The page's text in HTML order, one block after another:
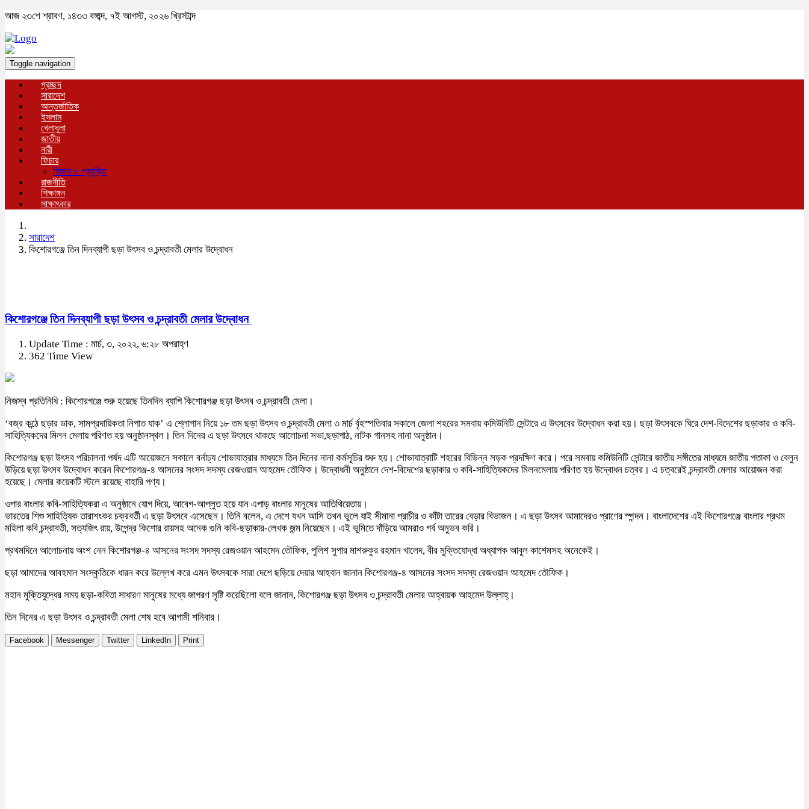
আজ ২৩শে শ্রাবণ, ১৪৩৩ বঙ্গাব্দ, ৭ই আগস্ট, ২০২৬ খ্রিস্টাব্দ
Toggle navigation
প্রচ্ছদ
সারাদেশ
আন্তর্জাতিক
ইসলাম
খেলাধুলা
জাতীয়
নারী
ফিচার
বিজ্ঞান ও প্রযুক্তি
রাজনীতি
শিক্ষাঙ্গন
সাক্ষাৎকার
সারাদেশ
কিশোরগঞ্জে তিন দিনব্যাপী ছড়া উৎসব ও চন্দ্রাবতী মেলার উদ্বোধন
কিশোরগঞ্জে তিন দিনব্যাপী ছড়া উৎসব ও চন্দ্রাবতী মেলার উদ্বোধন
Update Time : মার্চ, ৩, ২০২২, ৬:২৮ অপরাহ্ণ
362 Time View
নিজস্ব প্রতিনিধি : কিশোরগঞ্জে শুরু হয়েছে তিনদিন ব্যাপি কিশোরগঞ্জ ছড়া উৎসব ও চন্দ্রাবতী মেলা।
‘বজ্র কন্ঠে ছড়ার ডাক, সামপ্রদায়িকতা নিপাত যাক’ এ শ্লোগান নিয়ে ১৮ তম ছড়া উৎসব ও চন্দ্রাবতী মেলা ৩ মার্চ র্বৃহস্পতিবার সকালে জেলা শহরের সমবায় কমিউনিটি সেন্টারে এ উৎসবের উদ্বোধন করা হয়। ছড়া উৎসবকে ঘিরে দেশ-বিদেশের ছড়াকার ও কবি-
সাহিত্যিকদের মিলন মেলায় পরিণত হয় অনুষ্ঠানস্থল। তিন দিনের এ ছড়া উৎসবে থাকছে আলোচনা সভা,ছড়াপাঠ, নাটক গানসহ নানা অনুষ্ঠান।
কিশোরগঞ্জ ছড়া উৎসব পরিচালনা পর্ষদ এটি আয়োজনে সকালে বর্নাঢ্য শোভাযাত্রার মাধ্যমে তিন দিনের নানা কর্মসূচির শুরু হয়। শোভাযাত্রাটি শহরের বিভিন্ন সড়ক প্রদক্ষিণ করে। পরে সমবায় কমিউনিটি সেন্টারে জাতীয় সঙ্গীতের মাধ্যমে জাতীয় পতাকা ও বেলুন
উড়িয়ে ছড়া উৎসব উদ্বোধন করেন কিশোরগঞ্জ-৪ আসনের সংসদ সদস্য রেজওয়ান আহমেদ তৌফিক। উদ্বোধনী অনুষ্ঠানে দেশ-বিদেশের ছড়াকার ও কবি-সাহিত্যিকদের মিলনমেলায় পরিণত হয় উদ্বোধন চত্বর। এ চত্বরেই চন্দ্রাবতী মেলার আয়োজন করা
হয়েছে। মেলার কয়েকটি স্টলে রয়েছে বাহারি পণ্য।
ওপার বাংলার কবি-সাহিত্যিকরা এ অনুষ্ঠানে যোগ দিয়ে, আবেগ-আপ্লুত হয়ে যান এপাড় বাংলার মানুষের আতিথিয়েতায়।
ভারতের শিশু সাহিত্যিক তারাশংকর চক্রবর্তী এ ছড়া উৎসবে এসেছেন। তিনি বলেন, এ দেশে যখন আসি তখন ভুলে যাই সীমানা প্রাচীর ও কাঁটা তারের বেড়ার বিভাজন। এ ছড়া উৎসব আমাদেরও প্রাণের স্পন্দন। বাংলাদেশের এই কিশোরগঞ্জে বাংলার প্রথম
মহিলা কবি চন্দ্রাবতী, সত্যজিৎ রায়, উপেন্দ্র কিশোর রায়সহ অনেক গুনি কবি-ছড়াকার-লেখক জন্ম নিয়েছেন। এই ভূমিতে দাঁড়িয়ে আমরাও গর্ব অনুভব করি।
প্রথমদিনে আলোচনায় অংশ নেন কিশোরগঞ্জ-৪ আসনের সংসদ সদস্য রেজওয়ান আহমেদ তৌফিক, পুলিশ সুপার মাশরুকুর রহমান খালেদ, বীর মুক্তিযোদ্ধা অধ্যাপক আবুল কাশেমসহ অনেকেই।
ছড়া আমাদের আবহমান সংস্কৃতিকে ধারন করে উল্লেখ করে এমন উৎসবকে সারা দেশে ছড়িয়ে দেয়ার আহবান জানান কিশোরগঞ্জ-৪ আসনের সংসদ সদস্য রেজওয়ান আহমেদ তৌফিক।
মহান মুক্তিযুদ্ধের সময় ছড়া-কবিতা সাধারণ মানুষের মধ্যে জাগরণ সৃষ্টি করেছিলো বলে জানান, কিশোরগঞ্জ ছড়া উৎসব ও চন্দ্রাবতী মেলার আহ্বায়ক আহমেদ উল্লাহ্।
তিন দিনের এ ছড়া উৎসব ও চন্দ্রাবতী মেলা শেষ হবে আগামী শনিবার।
Facebook Messenger Twitter LinkedIn Print